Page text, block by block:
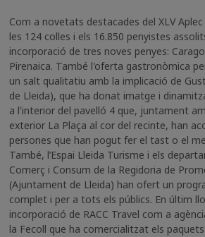
Com a novetats destacades del XLV
les 124 colles i els 16.850 penyistes
incorporació de tres noves penyes:
Pirenaica. També l'oferta gastronòmica
un salt qualitatiu amb la implicació de
de Lleida), que ha donat imatge i
a l'interior del pavelló 4 que, juntament
exterior La Plaça al cor del recinte, han
persones que han pogut fer el tast o el
També, l’Espai Lleida Turisme i els
Comerç i Consum de la Regidoria de
(Ajuntament de Lleida) han ofert un
complet i per a tots els públics. En últim
incorporació de RACC Travel com a
la Fecoll que ha comercialitzat els